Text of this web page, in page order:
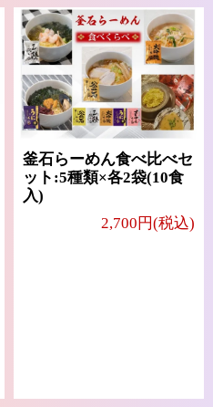
釜石らーめん食べ比べセ
ット:5種類×各2袋(10食
入)
2,700円(税込)